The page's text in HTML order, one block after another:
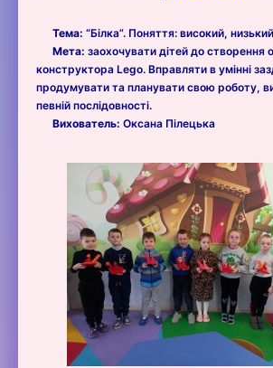
Тема: “Білка”. Поняття: високий,
Мета: заохочувати дітей до створення
конструктора Lego. Вправляти в умінні
продумувати та планувати свою роботу,
певній послідовності.
Вихователь: Оксана Пілецька